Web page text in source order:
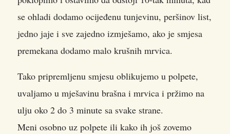
se ohladi dodamo ocijeđenu tunjevinu, peršinov list,
jedno jaje i sve zajedno izmješamo, ako je smjesa
premekana dodamo malo krušnih mrvica.
Tako pripremljenu smjesu oblikujemo u polpete,
uvaljamo u mješavinu brašna i mrvica i pržimo na
ulju oko 2 do 3 minute sa svake strane.
Meni osobno uz polpete ili kako ih još zovemo